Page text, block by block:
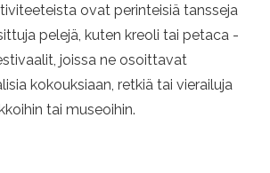
ovat perinteisiä tansseja
pelejä, kuten kreoli tai petaca -
joissa ne osoittavat
kokouksiaan, retkiä tai vierailuja
tai museoihin.